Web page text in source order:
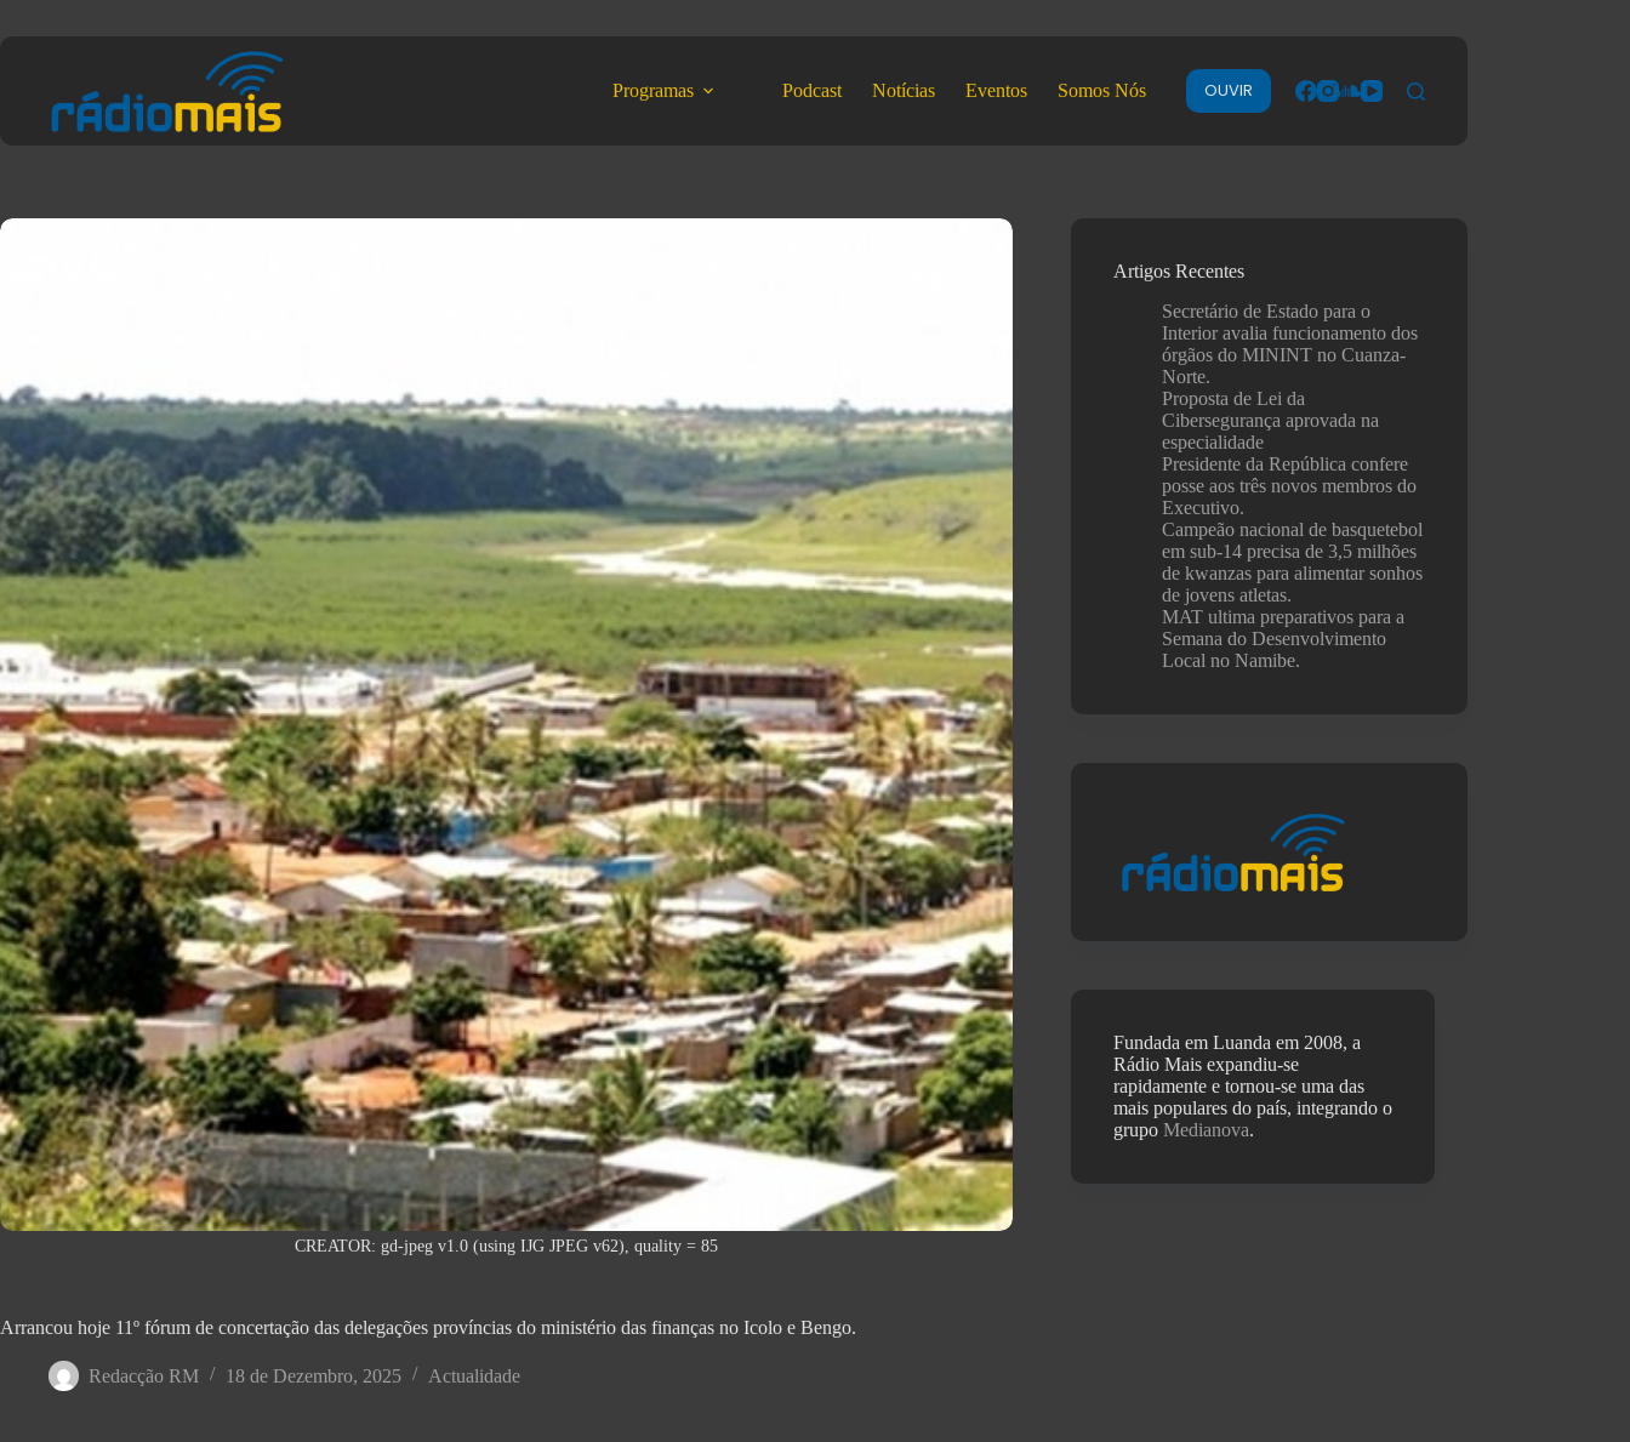
Programas Podcast Notícias Eventos Somos Nós OUVIR
CREATOR: gd-jpeg v1.0 (using IJG JPEG v62), quality = 85
Arrancou hoje 11º fórum de concertação das delegações províncias do ministério das finanças no Icolo e Bengo.
Redacção RM 18 de Dezembro, 2025 Actualidade
Artigos Recentes
Secretário de Estado para o
Interior avalia funcionamento dos
órgãos do MININT no Cuanza-
Norte.
Proposta de Lei da
Cibersegurança aprovada na
especialidade
Presidente da República confere
posse aos três novos membros do
Executivo.
Campeão nacional de basquetebol
em sub-14 precisa de 3,5 milhões
de kwanzas para alimentar sonhos
de jovens atletas.
MAT ultima preparativos para a
Semana do Desenvolvimento
Local no Namibe.
Fundada em Luanda em 2008, a
Rádio Mais expandiu-se
rapidamente e tornou-se uma das
mais populares do país, integrando o
grupoMedianova.